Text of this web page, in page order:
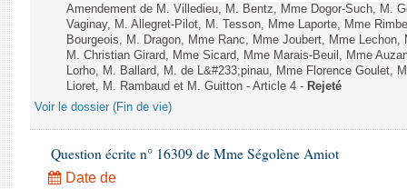
Amendement de M. Villedieu, M. Bentz, Mme Dogor-Such, M.
Vaginay, M. Allegret-Pilot, M. Tesson, Mme Laporte, Mme
Bourgeois, M. Dragon, Mme Ranc, Mme Joubert, Mme
M. Christian Girard, Mme Sicard, Mme Marais-Beuil, Mme
Lorho, M. Ballard, M. de L&#233;pinau, Mme Florence Goulet,
Lioret, M. Rambaud et M. Guitton - Article 4 - Rejeté
Voir le dossier (Fin de vie)
Question écrite n° 16309 de Mme Ségolène Amiot
Date de